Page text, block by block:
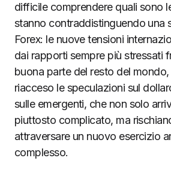
difficile comprendere quali sono
stanno contraddistinguendo una
Forex: le nuove tensioni
dai rapporti sempre più stressati
buona parte del resto del
riacceso le speculazioni sul
sulle emergenti, che non solo
piuttosto complicato, ma
attraversare un nuovo esercizio
complesso.